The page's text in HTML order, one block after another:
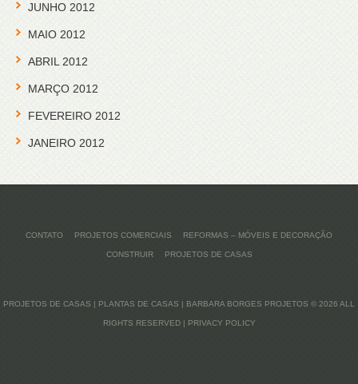
JUNHO 2012
MAIO 2012
ABRIL 2012
MARÇO 2012
FEVEREIRO 2012
JANEIRO 2012
CONTATO PROJETOS COMERCIAIS REFORMAS – MÓVEIS E DECORAÇÃO
CONSTRUIR PROJETOS DE CASAS
PROJETOS DE CASAS | PLANTAS DE CASAS | BARBARA BORGES PROJETOS © 2026 ALL
RIGHTS RESERVED | PRIVACY POLICY